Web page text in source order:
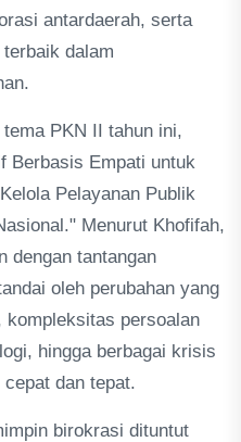
antardaerah, serta
dalam
PKN II tahun ini,
Berbasis Empati untuk
Pelayanan Publik
Menurut Khofifah,
dengan tantangan
oleh perubahan yang
persoalan
hingga berbagai krisis
dan tepat.
birokrasi dituntut